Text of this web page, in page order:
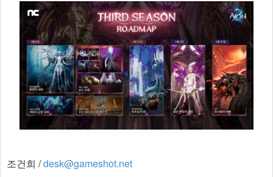
조건희 /desk@gameshot.net